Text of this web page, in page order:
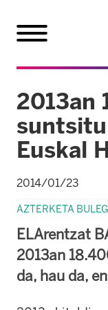
2013an
Euskal
2014/01/23
AZTERKETA
ELArentzat
2013an
da, hau da,